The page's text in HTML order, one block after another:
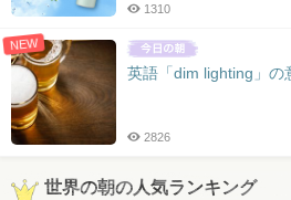
1310
NEW
英語「dim lighting」の
2826
世界の朝の人気ランキング